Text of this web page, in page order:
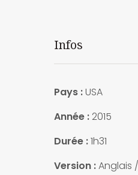
Infos
Pays :USA
Année :2015
Durée :1h31
Version :Anglais /